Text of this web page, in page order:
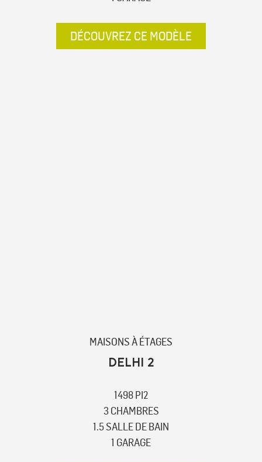
DÉCOUVREZ CE MODÈLE
MAISONS À ÉTAGES
DELHI 2
1498 PI2
3 CHAMBRES
1.5 SALLE DE BAIN
1 GARAGE